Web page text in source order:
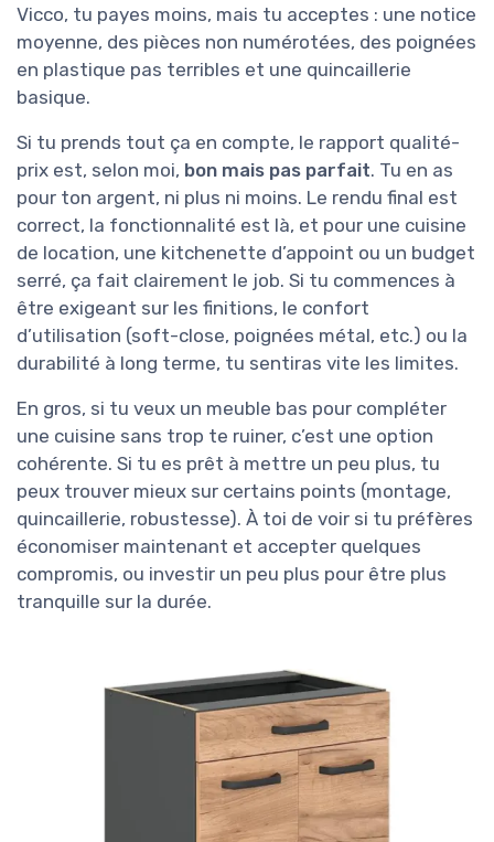
Vicco, tu payes moins, mais tu acceptes : une notice
moyenne, des pièces non numérotées, des poignées
en plastique pas terribles et une quincaillerie
basique.
Si tu prends tout ça en compte, le rapport qualité-
prix est, selon moi, bon mais pas parfait. Tu en as
pour ton argent, ni plus ni moins. Le rendu final est
correct, la fonctionnalité est là, et pour une cuisine
de location, une kitchenette d’appoint ou un budget
serré, ça fait clairement le job. Si tu commences à
être exigeant sur les finitions, le confort
d’utilisation (soft-close, poignées métal, etc.) ou la
durabilité à long terme, tu sentiras vite les limites.
En gros, si tu veux un meuble bas pour compléter
une cuisine sans trop te ruiner, c’est une option
cohérente. Si tu es prêt à mettre un peu plus, tu
peux trouver mieux sur certains points (montage,
quincaillerie, robustesse). À toi de voir si tu préfères
économiser maintenant et accepter quelques
compromis, ou investir un peu plus pour être plus
tranquille sur la durée.